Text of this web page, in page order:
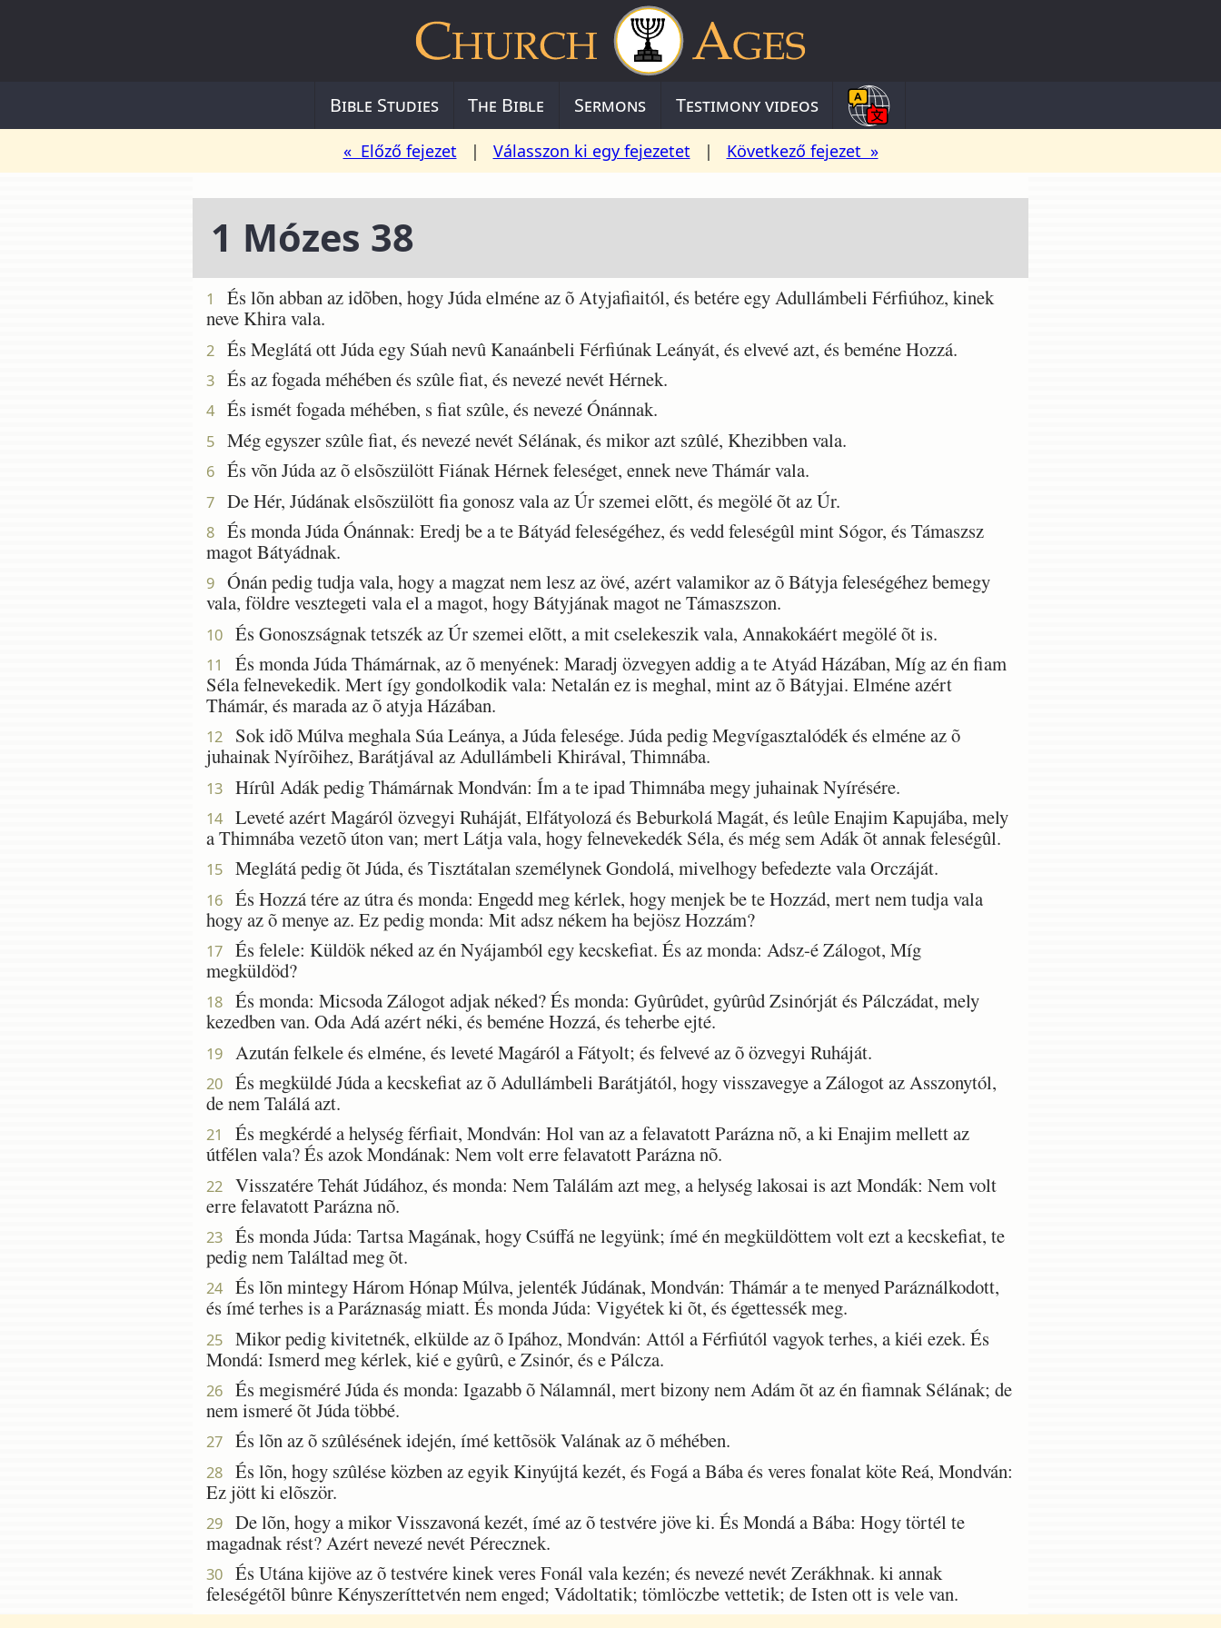
Bible Studies The Bible Sermons Testimony videos
« Előző fejezet | Válasszon ki egy fejezetet | Következő fejezet »
1 Mózes 38
1
És lõn abban az idõben, hogy Júda elméne az õ Atyjafiaitól, és betére egy Adullámbeli Férfiúhoz, kinek
neve Khira vala.
2 És Meglátá ott Júda egy Súah nevû Kanaánbeli Férfiúnak Leányát, és elvevé azt, és beméne Hozzá.
3 És az fogada méhében és szûle fiat, és nevezé nevét Hérnek.
4 És ismét fogada méhében, s fiat szûle, és nevezé Ónánnak.
5 Még egyszer szûle fiat, és nevezé nevét Sélának, és mikor azt szûlé, Khezibben vala.
6 És võn Júda az õ elsõszülött Fiának Hérnek feleséget, ennek neve Thámár vala.
7 De Hér, Júdának elsõszülött fia gonosz vala az Úr szemei elõtt, és megölé õt az Úr.
8
És monda Júda Ónánnak: Eredj be a te Bátyád feleségéhez, és vedd feleségûl mint Sógor, és Támaszsz
magot Bátyádnak.
9
Ónán pedig tudja vala, hogy a magzat nem lesz az övé, azért valamikor az õ Bátyja feleségéhez bemegy
vala, földre vesztegeti vala el a magot, hogy Bátyjának magot ne Támaszszon.
10 És Gonoszságnak tetszék az Úr szemei elõtt, a mit cselekeszik vala, Annakokáért megölé õt is.
11
És monda Júda Thámárnak, az õ menyének: Maradj özvegyen addig a te Atyád Házában, Míg az én fiam
Séla felnevekedik. Mert így gondolkodik vala: Netalán ez is meghal, mint az õ Bátyjai. Elméne azért
Thámár, és marada az õ atyja Házában.
12
Sok idõ Múlva meghala Súa Leánya, a Júda felesége. Júda pedig Megvígasztalódék és elméne az õ
juhainak Nyírõihez, Barátjával az Adullámbeli Khirával, Thimnába.
13 Hírûl Adák pedig Thámárnak Mondván: Ím a te ipad Thimnába megy juhainak Nyírésére.
14
Leveté azért Magáról özvegyi Ruháját, Elfátyolozá és Beburkolá Magát, és leûle Enajim Kapujába, mely
a Thimnába vezetõ úton van; mert Látja vala, hogy felnevekedék Séla, és még sem Adák õt annak feleségûl.
15 Meglátá pedig õt Júda, és Tisztátalan személynek Gondolá, mivelhogy befedezte vala Orczáját.
16
És Hozzá tére az útra és monda: Engedd meg kérlek, hogy menjek be te Hozzád, mert nem tudja vala
hogy az õ menye az. Ez pedig monda: Mit adsz nékem ha bejösz Hozzám?
17
És felele: Küldök néked az én Nyájamból egy kecskefiat. És az monda: Adsz-é Zálogot, Míg
megküldöd?
18
És monda: Micsoda Zálogot adjak néked? És monda: Gyûrûdet, gyûrûd Zsinórját és Pálczádat, mely
kezedben van. Oda Adá azért néki, és beméne Hozzá, és teherbe ejté.
19 Azután felkele és elméne, és leveté Magáról a Fátyolt; és felvevé az õ özvegyi Ruháját.
20
És megküldé Júda a kecskefiat az õ Adullámbeli Barátjától, hogy visszavegye a Zálogot az Asszonytól,
de nem Találá azt.
21
És megkérdé a helység férfiait, Mondván: Hol van az a felavatott Parázna nõ, a ki Enajim mellett az
útfélen vala? És azok Mondának: Nem volt erre felavatott Parázna nõ.
22
Visszatére Tehát Júdához, és monda: Nem Találám azt meg, a helység lakosai is azt Mondák: Nem volt
erre felavatott Parázna nõ.
23
És monda Júda: Tartsa Magának, hogy Csúffá ne legyünk; ímé én megküldöttem volt ezt a kecskefiat, te
pedig nem Találtad meg õt.
24
És lõn mintegy Három Hónap Múlva, jelenték Júdának, Mondván: Thámár a te menyed Paráználkodott,
és ímé terhes is a Paráznaság miatt. És monda Júda: Vigyétek ki õt, és égettessék meg.
25
Mikor pedig kivitetnék, elkülde az õ Ipához, Mondván: Attól a Férfiútól vagyok terhes, a kiéi ezek. És
Mondá: Ismerd meg kérlek, kié e gyûrû, e Zsinór, és e Pálcza.
26
És megisméré Júda és monda: Igazabb õ Nálamnál, mert bizony nem Adám õt az én fiamnak Sélának; de
nem ismeré õt Júda többé.
27 És lõn az õ szûlésének idején, ímé kettõsök Valának az õ méhében.
28
És lõn, hogy szûlése közben az egyik Kinyújtá kezét, és Fogá a Bába és veres fonalat köte Reá, Mondván:
Ez jött ki elõször.
29
De lõn, hogy a mikor Visszavoná kezét, ímé az õ testvére jöve ki. És Mondá a Bába: Hogy törtél te
magadnak rést? Azért nevezé nevét Pérecznek.
30
És Utána kijöve az õ testvére kinek veres Fonál vala kezén; és nevezé nevét Zerákhnak. ki annak
feleségétõl bûnre Kényszeríttetvén nem enged; Vádoltatik; tömlöczbe vettetik; de Isten ott is vele van.